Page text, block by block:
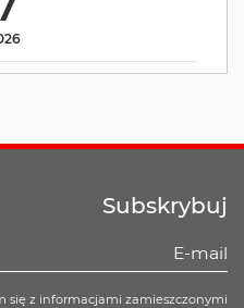
Subskrybuj
się z informacjami zamieszczonymi